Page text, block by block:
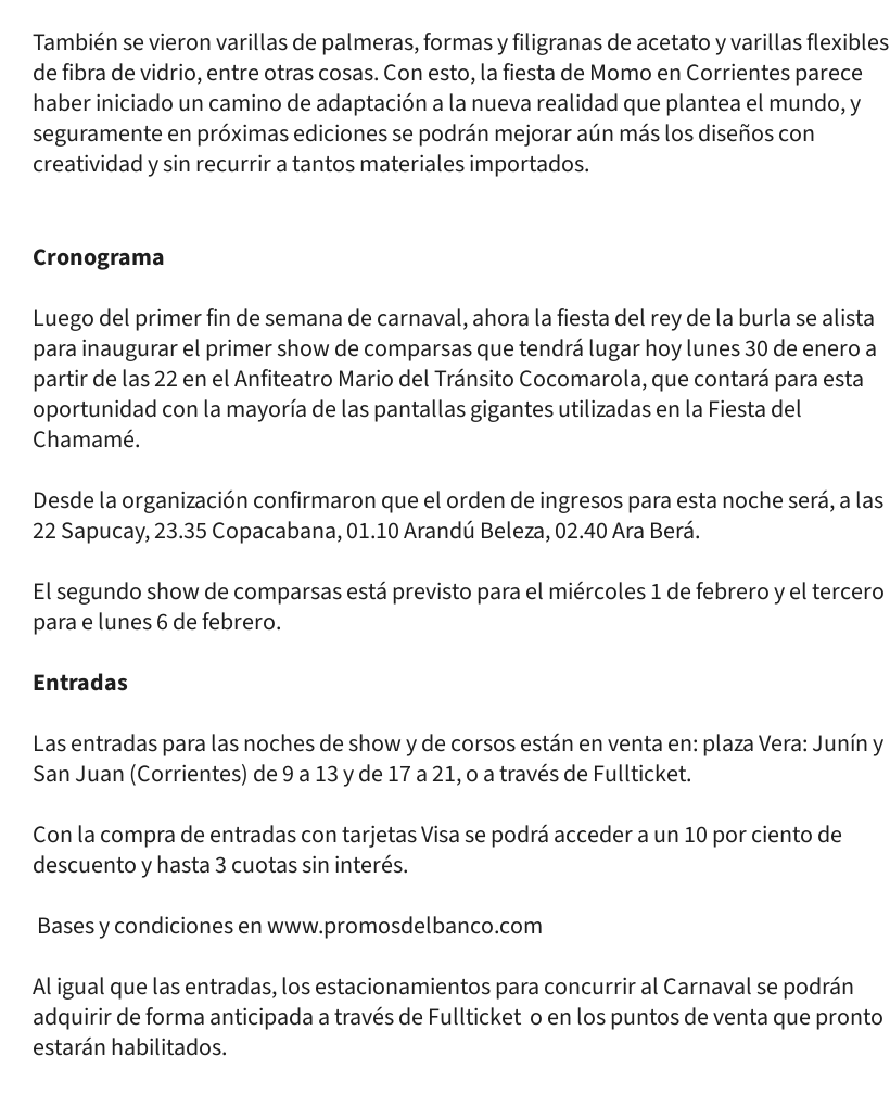
También se vieron varillas de palmeras, formas y filigranas de acetato y varillas flexibles
de fibra de vidrio, entre otras cosas. Con esto, la fiesta de Momo en Corrientes parece
haber iniciado un camino de adaptación a la nueva realidad que plantea el mundo, y
seguramente en próximas ediciones se podrán mejorar aún más los diseños con
creatividad y sin recurrir a tantos materiales importados.
Cronograma
Luego del primer fin de semana de carnaval, ahora la fiesta del rey de la burla se alista
para inaugurar el primer show de comparsas que tendrá lugar hoy lunes 30 de enero a
partir de las 22 en el Anfiteatro Mario del Tránsito Cocomarola, que contará para esta
oportunidad con la mayoría de las pantallas gigantes utilizadas en la Fiesta del
Chamamé.
Desde la organización confirmaron que el orden de ingresos para esta noche será, a las
22 Sapucay, 23.35 Copacabana, 01.10 Arandú Beleza, 02.40 Ara Berá.
El segundo show de comparsas está previsto para el miércoles 1 de febrero y el tercero
para e lunes 6 de febrero.
Entradas
Las entradas para las noches de show y de corsos están en venta en: plaza Vera: Junín y
San Juan (Corrientes) de 9 a 13 y de 17 a 21, o a través de Fullticket.
Con la compra de entradas con tarjetas Visa se podrá acceder a un 10 por ciento de
descuento y hasta 3 cuotas sin interés.
Bases y condiciones en www.promosdelbanco.com
Al igual que las entradas, los estacionamientos para concurrir al Carnaval se podrán
adquirir de forma anticipada a través de Fullticket o en los puntos de venta que pronto
estarán habilitados.